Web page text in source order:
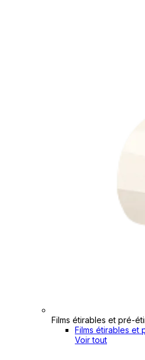
Films étirables et pré-
Films étirables et
Voir tout